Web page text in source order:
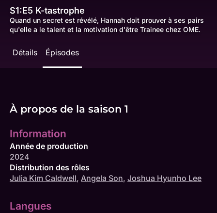
S1:E5 K-tastrophe
Quand un secret est révélé, Hannah doit prouver à ses pairs
qu'elle a le talent et la motivation d'être Trainee chez OME.
Détails Épisodes
À propos de la saison 1
Information
Année de production
2024
Distribution des rôles
Julia Kim Caldwell, Angela Son, Joshua Hyunho Lee
Langues